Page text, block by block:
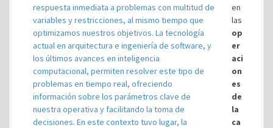
en
las
op
er
aci
on
es
de
la
ca